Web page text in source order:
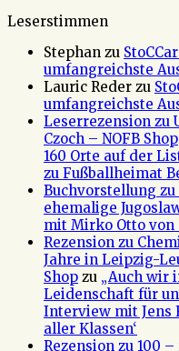
Leserstimmen
Stephan zu
umfangreichste
Lauric Reder zu
umfangreichste
Leserrezension zu
Czoch – NOFB Shop
160 Orte auf der
zu Fußballheimat
Buchvorstellung zu
ehemalige
mit Mirko Otto von
Rezension zu
Jahre in Leipzig-
Shop zu „Auch wir
Leidenschaft für
Interview mit Jens
aller Klassen‘
Rezension zu 100